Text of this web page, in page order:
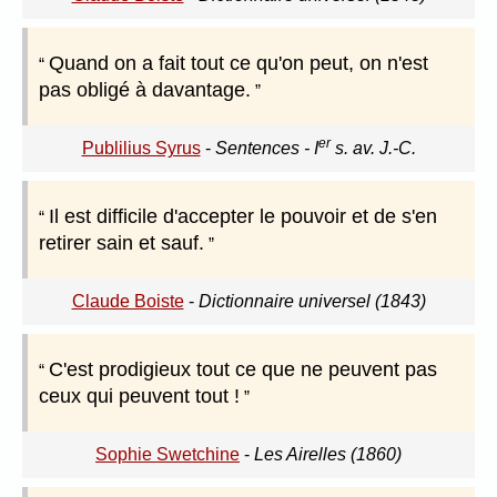
Quand on a fait tout ce qu'on peut, on n'est
pas obligé à davantage.
Publilius Syrus- Sentences - Ier s. av. J.-C.
Il est difficile d'accepter le pouvoir et de s'en
retirer sain et sauf.
Claude Boiste- Dictionnaire universel (1843)
C'est prodigieux tout ce que ne peuvent pas
ceux qui peuvent tout !
Sophie Swetchine - Les Airelles (1860)